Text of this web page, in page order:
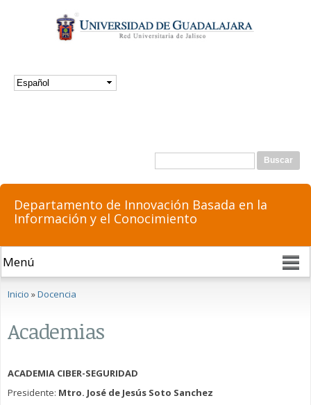
contenido
principal
Formulario de búsqueda
Departamento de Innovación Basada en la
Información y el Conocimiento
Inicio »Docencia
Academias
ACADEMIA CIBER-SEGURIDAD
Presidente: Mtro. José de Jesús Soto Sanchez